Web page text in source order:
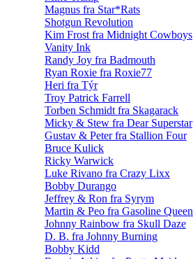
Magnus fra Star*Rats
Shotgun Revolution
Kim Frost fra Midnight Cowboys
Vanity Ink
Randy Joy fra Badmouth
Ryan Roxie fra Roxie77
Heri fra Týr
Troy Patrick Farrell
Torben Schmidt fra Skagarack
Micky & Stew fra Dear Superstar
Gustav & Peter fra Stallion Four
Bruce Kulick
Ricky Warwick
Luke Rivano fra Crazy Lixx
Bobby Durango
Jeffrey & Ron fra Syrym
Martin & Peo fra Gasoline Queen
Johnny Rainbow fra Skull Daze
D. B. fra Johnny Burning
Bobby Kidd